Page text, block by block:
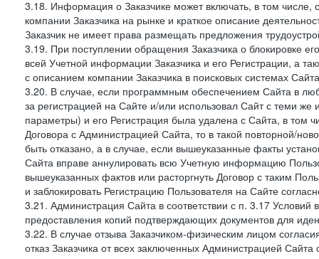
3.18. Информация о Заказчике может включать, в том
компании Заказчика на рынке и краткое описание
Заказчик не имеет права размещать предложения
3.19. При поступлении обращения Заказчика о блокировке
всей Учетной информации Заказчика и его Регистрации, а
с описанием компании Заказчика в поисковых системах
3.20. В случае, если программным обеспечением Сайта в
за регистрацией на Сайте и/или использовал Сайт с теми
параметры) и его Регистрация была удалена с Сайта, в том
Договора с Администрацией Сайта, то в такой повторной/
быть отказано, а в случае, если вышеуказанные факты
Сайта вправе аннулировать всю Учетную информацию
вышеуказанных фактов или расторгнуть Договор с таким
и заблокировать Регистрацию Пользователя на Сайте
3.21. Администрация Сайта в соответствии с п. 3.17 Условий
предоставления копий подтверждающих документов для
3.22. В случае отзыва Заказчиком-физическим лицом
отказ Заказчика от всех заключенных Администрацией